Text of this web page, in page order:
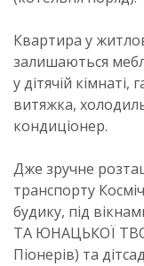
Квартира у
залишаються
у дітячій
витяжка,
кондиціонер.
Дже зручне
транспорту
будику, під
ТА ЮНАЦЬКОЇ
Піонерів) та